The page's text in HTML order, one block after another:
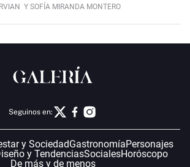
Y SOFÍA MIRANDA MONTERO
Seguinos en:
y SociedadGastronomíaPersonajes
y TendenciasSocialesHoróscopo
De más y de menos